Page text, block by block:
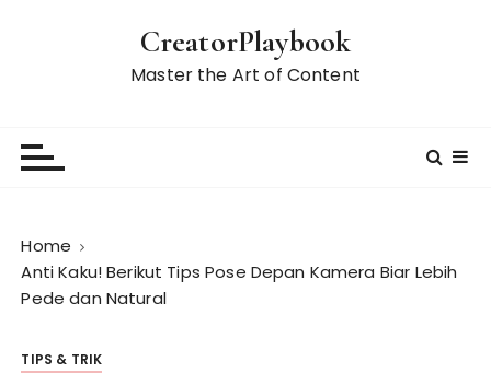
CreatorPlaybook
Master the Art of Content
Home
Anti Kaku! Berikut Tips Pose Depan Kamera Biar Lebih
Pede dan Natural
TIPS & TRIK